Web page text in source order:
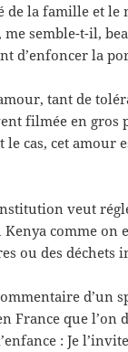
de la famille et le
me semble-t-il,
d’enfoncer la
tant de
filmée en gros
le cas, cet amour
veut
comme on
ou des déchets
d’un
France que
: Je